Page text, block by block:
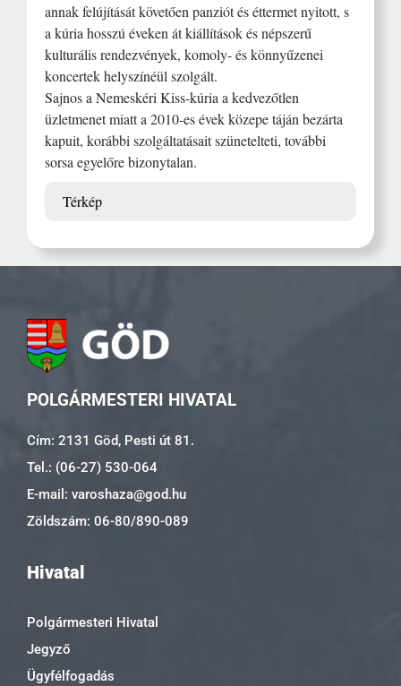
annak felújítását követően panziót és éttermet nyitott, s
a kúria hosszú éveken át kiállítások és népszerű
kulturális rendezvények, komoly- és könnyűzenei
koncertek helyszínéül szolgált.
Sajnos a Nemeskéri Kiss-kúria a kedvezőtlen
üzletmenet miatt a 2010-es évek közepe táján bezárta
kapuit, korábbi szolgáltatásait szünetelteti, további
sorsa egyelőre bizonytalan.
Térkép
POLGÁRMESTERI HIVATAL
Cím: 2131 Göd, Pesti út 81.
Tel.: (06-27) 530-064
E-mail: varoshaza@god.hu
Zöldszám: 06-80/890-089
Hivatal
Polgármesteri Hivatal
Jegyző
Ügyfélfogadás